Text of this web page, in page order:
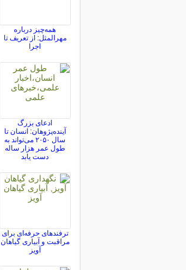
همه‌چیز درباره
مهرالمثل: از تعریف تا
اجرا
ادعای بزرگ
آینده‌پژوهان: انسان تا
سال ۲۰۵۰ می‌تواند به
طول عمر هزار ساله
دست یابد
ترفندهای حرفه‌ای برای
مراقبت و آبیاری گیاهان
آویز